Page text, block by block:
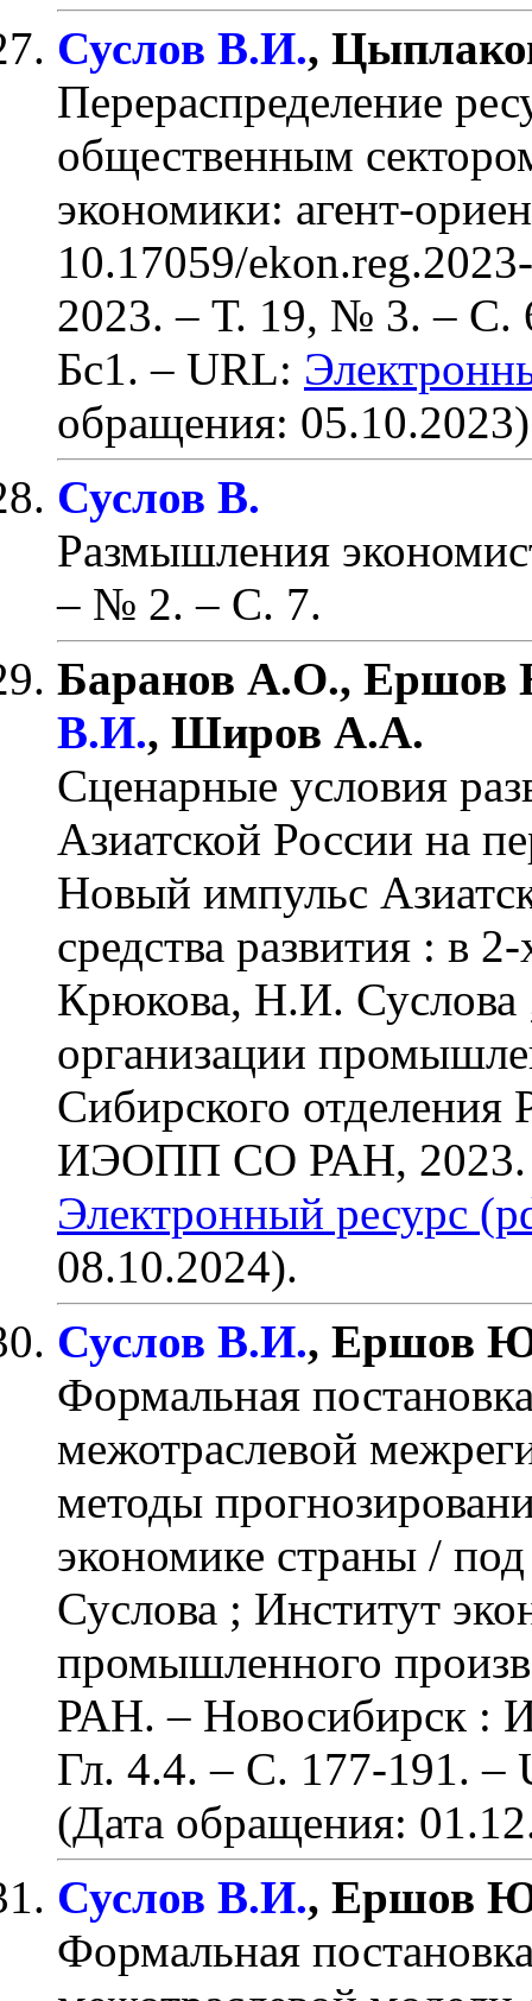
Суслов В.И.,
Перераспределение
общественным
экономики: агент-
10.17059/
2023. – Т. 19, № 3. – С.
Бс1. – URL:
обращения:
Суслов В.
Размышления
– № 2. – С. 7.
Баранов А.О.,
В.И., Широв А.А.
Сценарные условия
Азиатской России на
Новый импульс
средства развития : в
Крюкова, Н.И. Суслова
организации
Сибирского
ИЭОПП СО РАН, 2023.
Электронный ресурс
08.10.2024).
Суслов В.И., Ершов
Формальная
межотраслевой
методы
экономике страны /
Суслова ; Институт
промышленного
РАН. – Новосибирск
Гл. 4.4. – С. 177-191. –
(Дата обращения:
Суслов В.И., Ершов
Формальная